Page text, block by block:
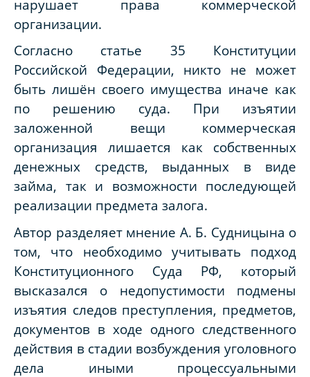
нарушает права коммерческой
организации.
Согласно статье 35 Конституции
Российской Федерации, никто не может
быть лишён своего имущества иначе как
по решению суда. При изъятии
заложенной вещи коммерческая
организация лишается как собственных
денежных средств, выданных в виде
займа, так и возможности последующей
реализации предмета залога.
Автор разделяет мнение А. Б. Судницына о
том, что необходимо учитывать подход
Конституционного Суда РФ, который
высказался о недопустимости подмены
изъятия следов преступления, предметов,
документов в ходе одного следственного
действия в стадии возбуждения уголовного
дела иными процессуальными